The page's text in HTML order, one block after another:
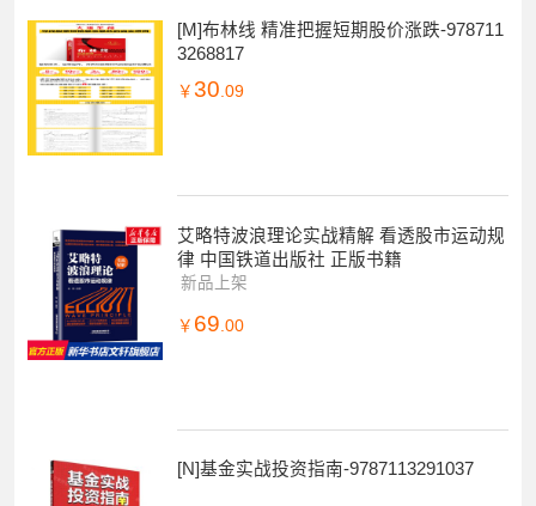
[M]布林线 精准把握短期股价涨跌-978711
3268817
￥ 30.09
艾略特波浪理论实战精解 看透股市运动规
律 中国铁道出版社 正版书籍
新品上架
￥ 69.00
[N]基金实战投资指南-9787113291037